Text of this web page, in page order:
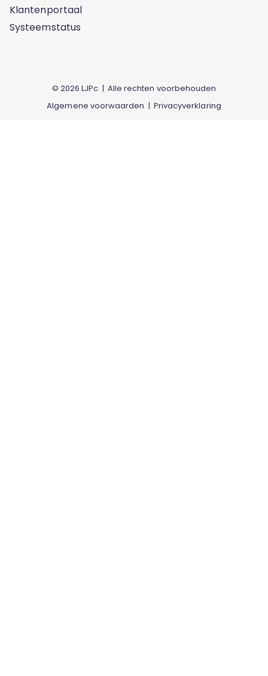
Klantenportaal
Systeemstatus
© 2026 LJPc | Alle rechten voorbehouden
Algemene voorwaarden | Privacyverklaring